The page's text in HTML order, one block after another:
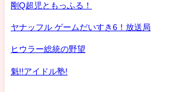
剛Q超児ともっふる！
ヤナッフル ゲームだいすき6！放送局
ヒウラー総統の野望
魁!!アイドル塾!